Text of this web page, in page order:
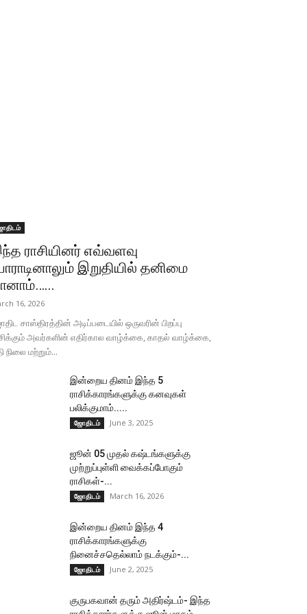
ராசியினர் எவ்வளவு
இறுதியில் தனிமை
16, 2026
சாஸ்திரத்தின் அடிப்படையில் ஒருவரின் பிறப்பு
அவர்களின் எதிர்கால வாழ்க்கை, காதல் வாழ்க்கை,
நிலை மற்றும்...
இன்றைய தினம் இந்த 5
ராசிக்காரங்களுக்கு கனவுகள்
பலிக்குமாம்.....
ஜோதிடம் June 3, 2025
ஜூன் 05 முதல் கஷ்டங்களுக்கு
முற்றுப்புள்ளி வைக்கப்போகும்
ராசிகள்-...
ஜோதிடம் March 16, 2026
இன்றைய தினம் இந்த 4
ராசிக்காரங்களுக்கு
நினைச்சதெல்லாம் நடக்கும்-...
ஜோதிடம் June 2, 2025
குருபகவான் தரும் அதிர்ஷ்டம்- இந்த